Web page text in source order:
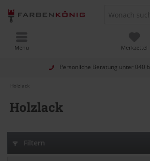
Persönliche Beratung unter 040
Merkzettel
Menü
Holzlack
Holzlack
Filtern